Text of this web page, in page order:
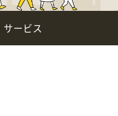
ービス